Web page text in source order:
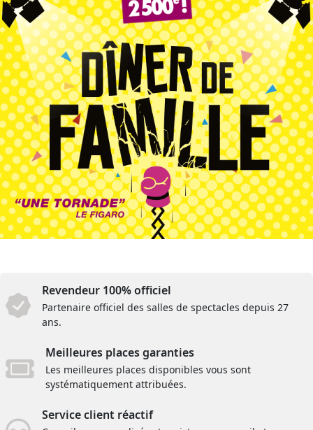
Revendeur 100% officiel
Partenaire officiel des salles de spectacles depuis 27
ans.
Meilleures places garanties
Les meilleures places disponibles vous sont
systématiquement attribuées.
Service client réactif